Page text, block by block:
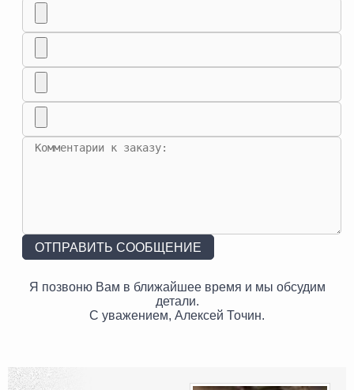
Я позвоню Вам в ближайшее время и мы обсудим
детали.
С уважением, Алексей Точин.